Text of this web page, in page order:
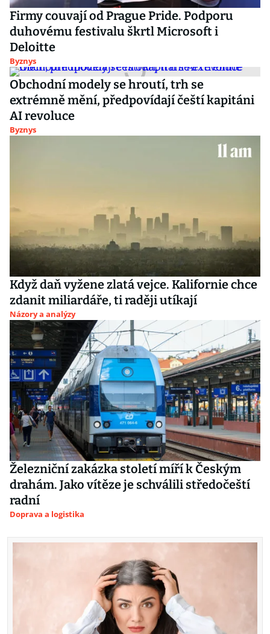
Firmy couvají od Prague Pride. Podporu
duhovému festivalu škrtl Microsoft i
Deloitte
Byznys
Obchodní modely se hroutí, trh se
extrémně mění, předpovídají čeští kapitáni
AI revoluce
Byznys
Když daň vyžene zlatá vejce. Kalifornie chce
zdanit miliardáře, ti raději utíkají
Názory a analýzy
Železniční zakázka století míří k Českým
drahám. Jako vítěze je schválili středočeští
radní
Doprava a logistika